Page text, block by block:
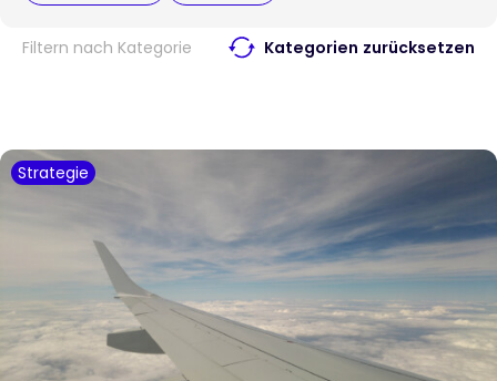
Filtern nach Kategorie Kategorien zurücksetzen
Strategie